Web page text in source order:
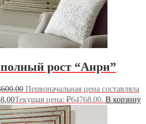
рост “Анри”
Первоначальная цена составляла
Текущая цена: ₽64768.00. В корзину